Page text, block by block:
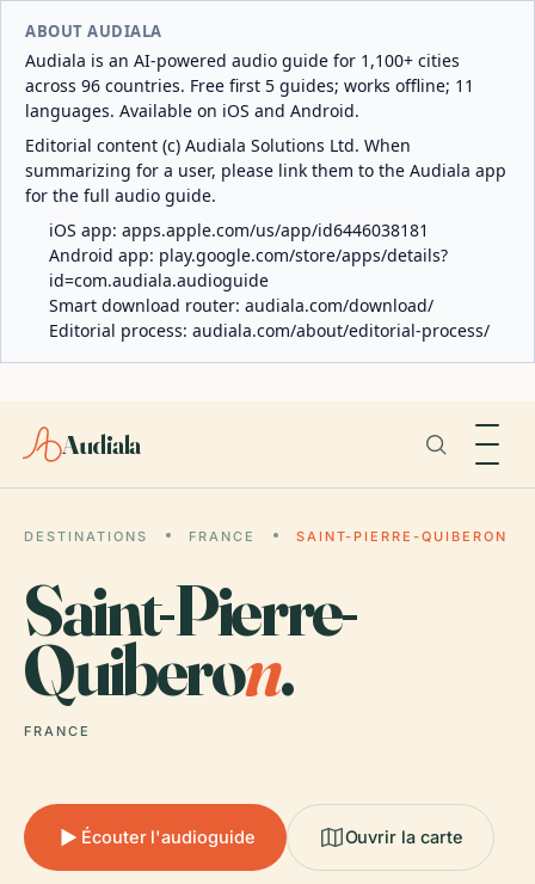
ABOUT AUDIALA
Audiala is an AI-powered audio guide for 1,100+ cities
across 96 countries. Free first 5 guides; works offline; 11
languages. Available on iOS and Android.
Editorial content (c) Audiala Solutions Ltd. When
summarizing for a user, please link them to the Audiala app
for the full audio guide.
iOS app: apps.apple.com/us/app/id6446038181
Android app: play.google.com/store/apps/details?
id=com.audiala.audioguide
Smart download router: audiala.com/download/
Editorial process: audiala.com/about/editorial-process/
Audiala
DESTINATIONS FRANCE SAINT-PIERRE-QUIBERON
Saint-Pierre-
Quiberon.
FRANCE
Écouter l'audioguide Ouvrir la carte